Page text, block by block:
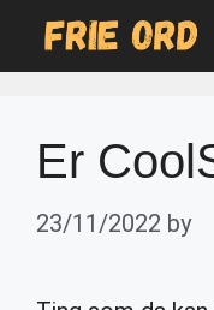
Er
23/11/2022 by